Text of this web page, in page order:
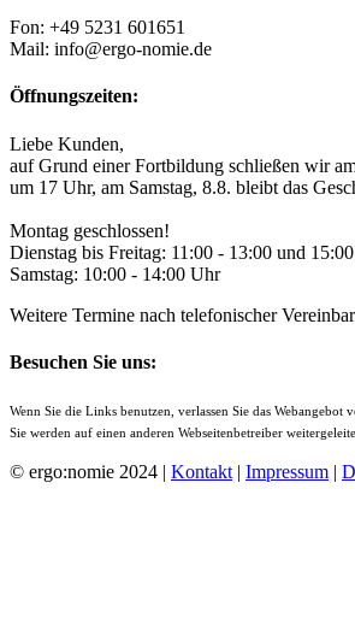
Fon: +49 5231 601651
Mail: info@ergo-nomie.de
Öffnungszeiten:
Liebe Kunden,
auf Grund einer Fortbildung schließen wir
um 17 Uhr, am Samstag, 8.8. bleibt das
Montag geschlossen!
Dienstag bis Freitag: 11:00 - 13:00 und
Samstag: 10:00 - 14:00 Uhr
Weitere Termine nach telefonischer
Besuchen Sie uns:
Wenn Sie die Links benutzen, verlassen Sie das Webangebot
Sie werden auf einen anderen Webseitenbetreiber
© ergo:nomie 2024 | Kontakt | Impressum |